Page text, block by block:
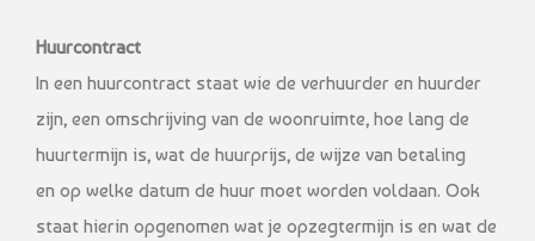
Huurcontract
In een huurcontract staat wie de verhuurder en huurder
zijn, een omschrijving van de woonruimte, hoe lang de
huurtermijn is, wat de huurprijs, de wijze van betaling
en op welke datum de huur moet worden voldaan. Ook
staat hierin opgenomen wat je opzegtermijn is en wat de